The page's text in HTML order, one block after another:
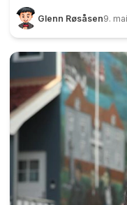
og Charity Bikers
veterandagen på
det en fin
Eidsvoll
skal feire
veterandagen, og
ordfører Nina
plassen står
Thon som spi...
Glenn Røsåsen9.